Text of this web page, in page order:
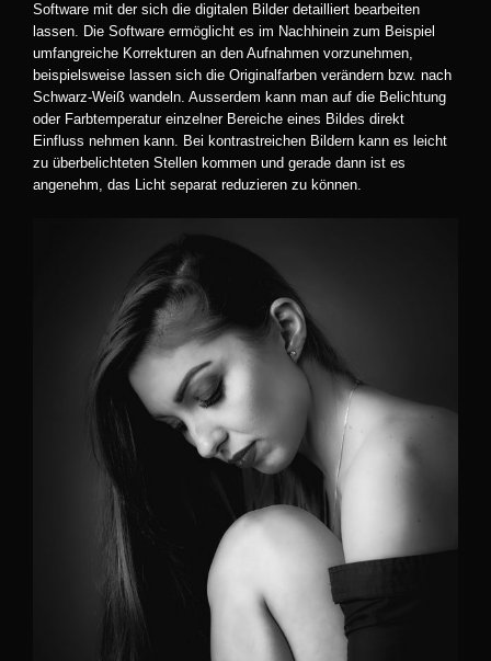
Software mit der sich die digitalen Bilder detailliert bearbeiten
lassen. Die Software ermöglicht es im Nachhinein zum Beispiel
umfangreiche Korrekturen an den Aufnahmen vorzunehmen,
beispielsweise lassen sich die Originalfarben verändern bzw. nach
Schwarz-Weiß wandeln. Ausserdem kann man auf die Belichtung
oder Farbtemperatur einzelner Bereiche eines Bildes direkt
Einfluss nehmen kann. Bei kontrastreichen Bildern kann es leicht
zu überbelichteten Stellen kommen und gerade dann ist es
angenehm, das Licht separat reduzieren zu können.